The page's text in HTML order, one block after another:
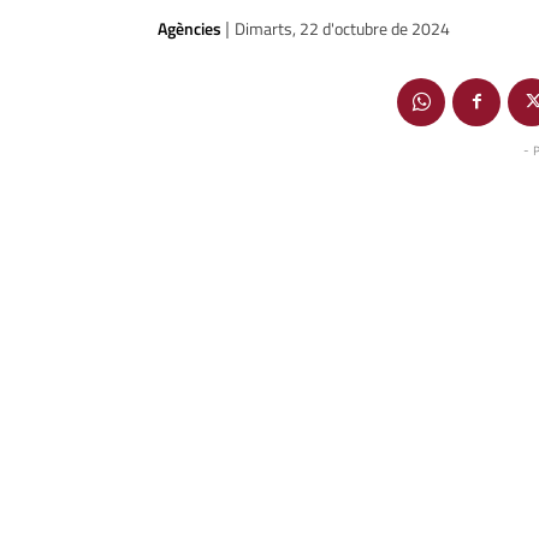
Agències | Dimarts, 22 d'octubre de 2024
-